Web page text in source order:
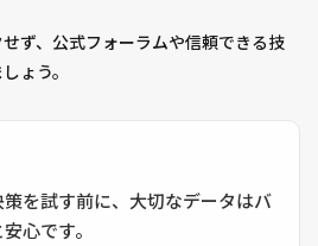
ず、公式フォーラムや信頼できる技
ょう。
を試す前に、大切なデータはバ
心です。